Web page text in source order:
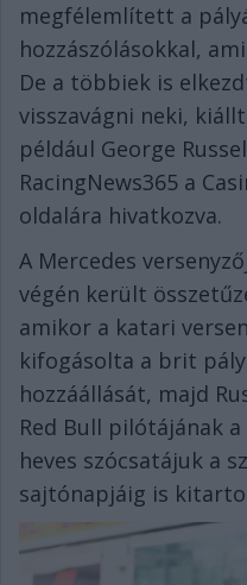
megfélemlített a
hozzászólásokkal,
De a többiek is
visszavágni neki,
például George
RacingNews365 a
oldalára hivatkozva.
A Mercedes
végén került
amikor a katari
kifogásolta a brit
hozzáállását, majd
Red Bull pilótájának
heves szócsatájuk a
sajtónapjáig is